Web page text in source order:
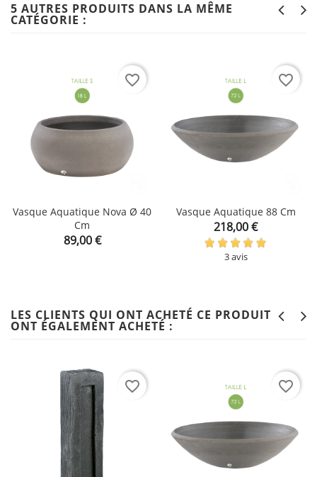
5 AUTRES PRODUITS DANS LA MÊME
CATÉGORIE :
Vasque Aquatique Nova Ø 40
Cm
Prix
89,00 €
favorite_border
Vasque Aquatique 88 Cm
Prix
218,00 €
3 avis
favorite_border
LES CLIENTS QUI ONT ACHETÉ CE PRODUIT
ONT ÉGALEMENT ACHETÉ :
favorite_border favorite_border